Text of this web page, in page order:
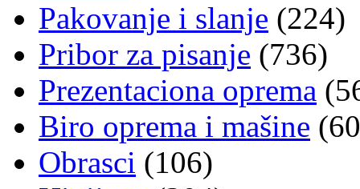
Pakovanje i slanje (224)
Pribor za pisanje (736)
Prezentaciona oprema
Biro oprema i mašine
Obrasci (106)